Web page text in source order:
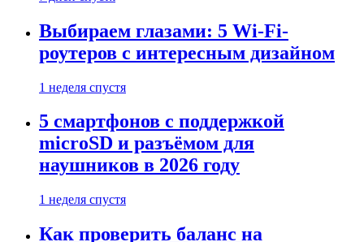
Выбираем глазами: 5 Wi-Fi-
роутеров с интересным дизайном
1 неделя спустя
5 смартфонов с поддержкой
microSD и разъёмом для
наушников в 2026 году
1 неделя спустя
Как проверить баланс на